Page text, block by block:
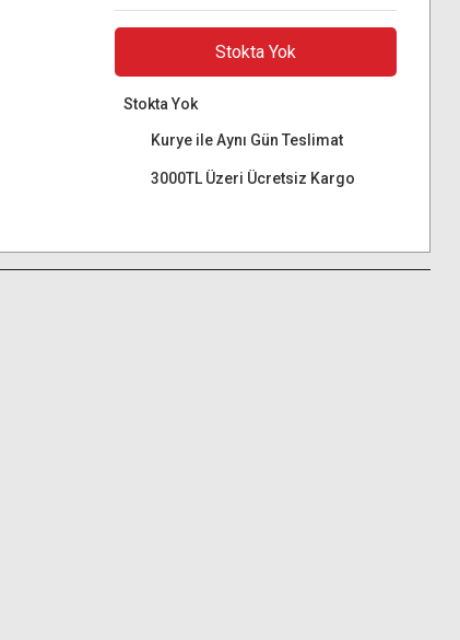
Stokta Yok
Stokta Yok
Kurye ile Aynı Gün Teslimat
3000TL Üzeri Ücretsiz Kargo